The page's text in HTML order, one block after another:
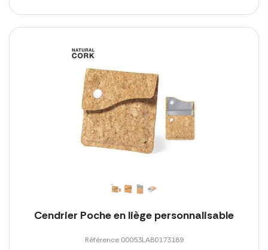
Cendrier Poche en liège personnalisable
Référence 00053LAB0173189